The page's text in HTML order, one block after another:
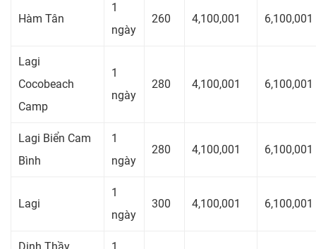
Hàm Tân
1
ngày
260 4,100,001 6,100,001
Lagi
Cocobeach
Camp
1
ngày
280 4,100,001 6,100,001
Lagi Biển Cam
Bình
1
ngày
280 4,100,001 6,100,001
Lagi
1
ngày
300 4,100,001 6,100,001